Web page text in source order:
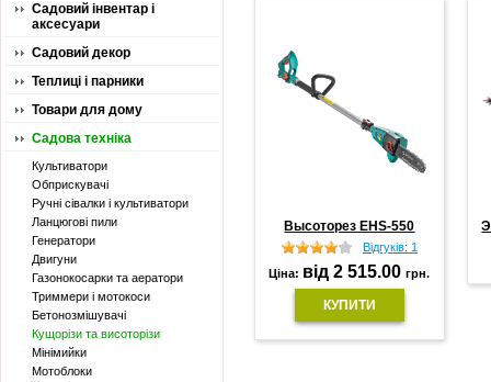
Садовий інвентар і
аксесуари
Садовий декор
Теплиці і парники
Товари для дому
Садова техніка
Культиватори
Обприскувачі
Ручні сівалки і культиватори
Ланцюгові пили
Генератори
Двигуни
Газонокосарки та аератори
Триммери і мотокоси
Бетонозмішувачі
Кущорізи та висоторізи
Мінімийки
Мотоблоки
Высоторез EHS-550
Відгуків: 1
Ціна: від 2 515.00грн.
КУПИТИ